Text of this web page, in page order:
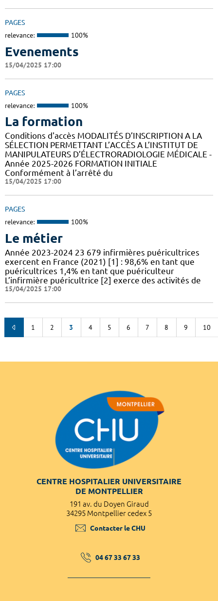
PAGES
relevance: 100%
Evenements
15/04/2025 17:00
PAGES
relevance: 100%
La formation
Conditions d'accès MODALITÉS D’INSCRIPTION A LA
SÉLECTION PERMETTANT L’ACCÈS A L’INSTITUT DE
MANIPULATEURS D’ÉLECTRORADIOLOGIE MÉDICALE -
Année 2025-2026 FORMATION INITIALE
Conformément à l’arrêté du
15/04/2025 17:00
PAGES
relevance: 100%
Le métier
Année 2023-2024 23 679 infirmières puéricultrices
exercent en France (2021) [1] : 98,6% en tant que
puéricultrices 1,4% en tant que puériculteur
L’infirmière puéricultrice [2] exerce des activités de
15/04/2025 17:00
1 2 3 4 5 6 7 8 9 10
CENTRE HOSPITALIER UNIVERSITAIRE
DE MONTPELLIER
191 av. du Doyen Giraud
34295 Montpellier cedex 5
Contacter le CHU
04 67 33 67 33